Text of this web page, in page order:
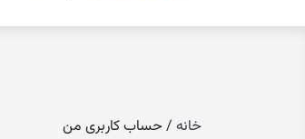
خانه /حساب کاربری من